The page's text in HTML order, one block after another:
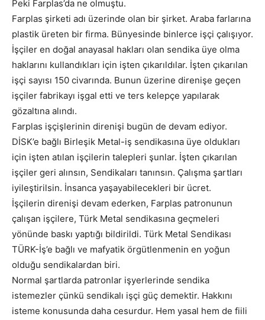
Peki Farplas’da ne olmuştu.
Farplas şirketi adı üzerinde olan bir şirket. Araba farlarına
plastik üreten bir firma. Bünyesinde binlerce işçi çalışıyor.
İşçiler en doğal anayasal hakları olan sendika üye olma
haklarını kullandıkları için işten çıkarıldılar. İşten çıkarılan
işçi sayısı 150 civarında. Bunun üzerine direnişe geçen
işçiler fabrikayı işgal etti ve ters kelepçe yapılarak
gözaltına alındı.
Farplas işçişlerinin direnişi bugün de devam ediyor.
DİSK’e bağlı Birleşik Metal-iş sendikasına üye oldukları
için işten atılan işçilerin talepleri şunlar. İşten çıkarılan
işçiler geri alınsın, Sendikaları tanınsın. Çalışma şartları
iyileştirilsin. İnsanca yaşayabilecekleri bir ücret.
İşçilerin direnişi devam ederken, Farplas patronunun
çalışan işçilere, Türk Metal sendikasına geçmeleri
yönünde baskı yaptığı bildirildi. Türk Metal Sendikası
TÜRK-İş’e bağlı ve mafyatik örgütlenmenin en yoğun
olduğu sendikalardan biri.
Normal şartlarda patronlar işyerlerinde sendika
istemezler çünkü sendikalı işçi güç demektir. Hakkını
isteme konusunda daha cesurdur. Hem yasal hem de fiili